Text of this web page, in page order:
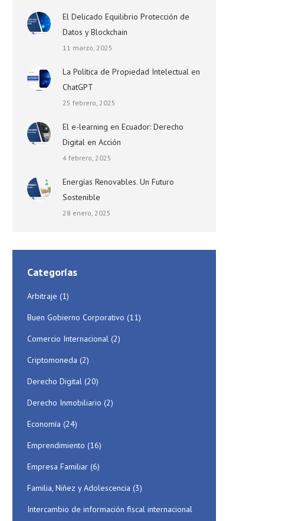
El Delicado Equilibrio Protección de
Datos y Blockchain
11 marzo, 2025
La Política de Propiedad Intelectual en
ChatGPT
25 febrero, 2025
El e-learning en Ecuador: Derecho
Digital en Acción
4 febrero, 2025
Energías Renovables. Un Futuro
Sostenible
28 enero, 2025
Categorías
Arbitraje (1)
Buen Gobierno Corporativo (11)
Comercio Internacional (2)
Criptomoneda (2)
Derecho Digital (20)
Derecho Inmobiliario (2)
Economía (24)
Emprendimiento (16)
Empresa Familiar (6)
Familia, Niñez y Adolescencia (3)
Intercambio de información fiscal internacional